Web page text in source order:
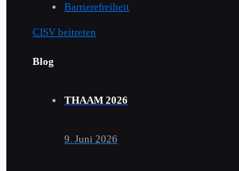
Barrierefreiheit
CISV beitreten
Blog
THAAM 2026
9. Juni 2026